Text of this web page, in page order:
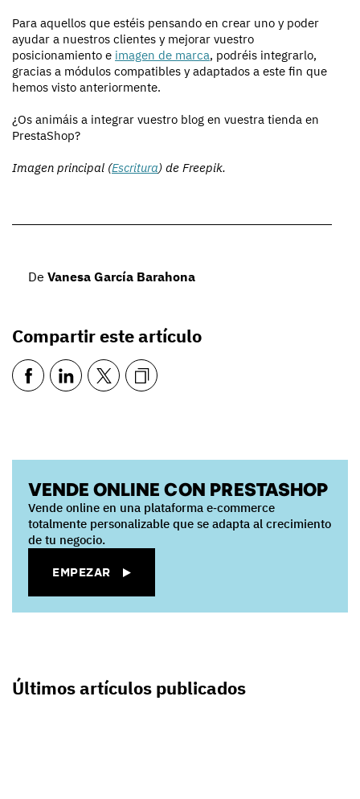
Para aquellos que estéis pensando en crear uno y poder
ayudar a nuestros clientes y mejorar vuestro
posicionamiento e imagen de marca, podréis integrarlo,
gracias a módulos compatibles y adaptados a este fin que
hemos visto anteriormente.
¿Os animáis a integrar vuestro blog en vuestra tienda en
PrestaShop?
Imagen principal (Escritura) de Freepik.
De Vanesa García Barahona
Compartir este artículo
VENDE ONLINE CON PRESTASHOP
Vende online en una plataforma e‑commerce
totalmente personalizable que se adapta al crecimiento
de tu negocio.
EMPEZAR
Últimos artículos publicados